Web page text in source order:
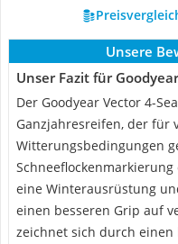
Unsere
Unser Fazit für
Der Goodyear Vector 4-
Ganzjahresreifen, der für
Witterungsbedingungen
eine Winterausrüstung
einen besseren Grip auf
zeichnet sich durch